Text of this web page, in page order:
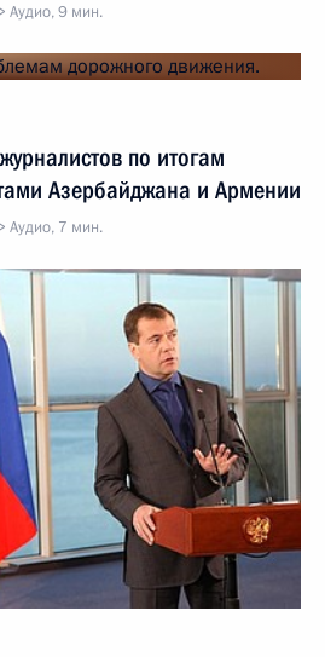
Аудио, 9 мин.
по итогам
Азербайджана и Армении
Аудио, 7 мин.